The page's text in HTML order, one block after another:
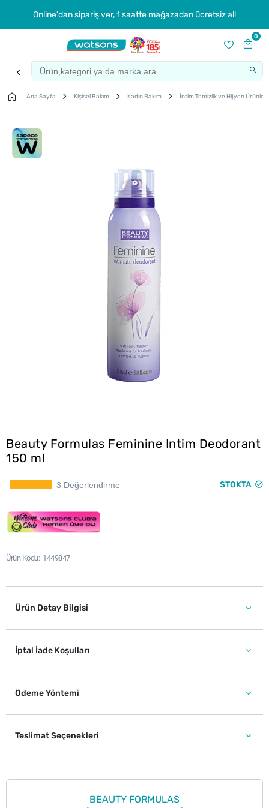
Online'dan sipariş ver, 1 saatte mağazadan ücretsiz al!
0
Ana Sayfa Kişisel Bakım Kadın Bakım İntim Temizlik ve Hijyen Ürünleri
Beauty Formulas Feminine Intim Deodorant
150 ml
3 Değerlendirme STOKTA
Ürün Kodu 1449847
Ürün Detay Bilgisi
İptal İade Koşulları
Ödeme Yöntemi
Teslimat Seçenekleri
BEAUTY FORMULAS